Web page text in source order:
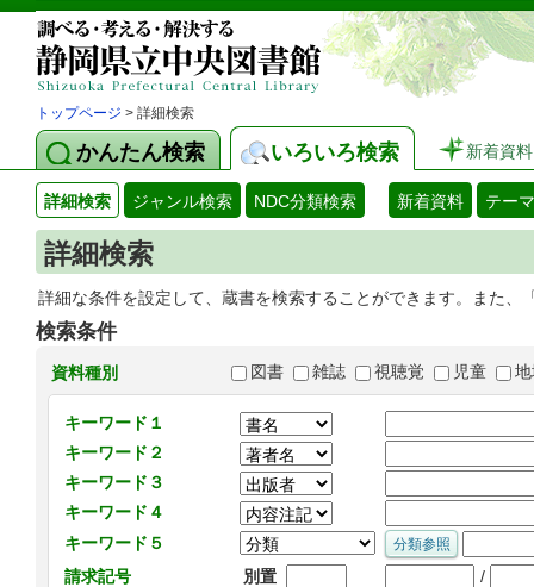
トップページ > 詳細検索
かんたん検索 いろいろ検索 新着資料
詳細検索 ジャンル検索 NDC分類検索 新着資料 テー
詳細検索
詳細な条件を設定して、蔵書を検索することができます。また
検索条件
資料種別 図書 雑誌 視聴覚 児童
キーワード１
キーワード２
キーワード３
キーワード４
キーワード５
請求記号
別置 /